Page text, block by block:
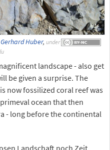
Gerhard Huber, under
landscape - also get
be given a surprise. The
now fossilized coral reef was
ocean that then
- long before the continental
Landschaft noch Zeit